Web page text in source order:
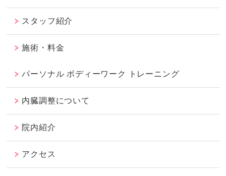
スタッフ紹介
施術・料金
パーソナル ボディーワーク トレーニング
内臓調整について
院内紹介
アクセス